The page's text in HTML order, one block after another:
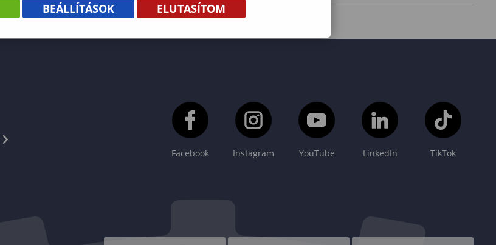
Facebook Instagram YouTube LinkedIn TikTok
BEÁLLÍTÁSOK ELUTASÍTOM